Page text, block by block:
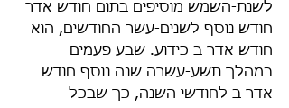
לשנת-השמש מוסיפים בתום חודש אדר
חודש נוסף לשנים-עשר החודשים, הוא
חודש אדר ב כידוע. שבע פעמים
במהלך תשע-עשרה שנה נוסף חודש
אדר ב לחודשי השנה, כך שבכל